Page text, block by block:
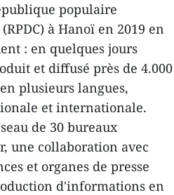
populaire
à Hanoï en 2019 en
: en quelques jours
et diffusé près de 4.000
plusieurs langues,
et internationale.
de 30 bureaux
une collaboration avec
et organes de presse
d'informations en